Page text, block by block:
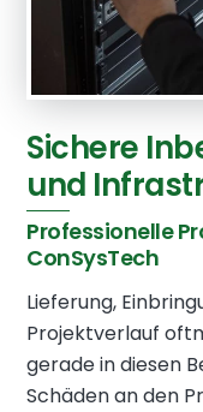
Sichere
und
Professionelle
ConSysTech
Lieferung,
Projektverlauf
gerade in diesen
Schäden an den